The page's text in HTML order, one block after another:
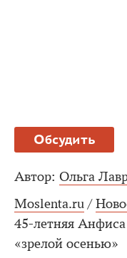
Обсудить
Автор: Ольга
Moslenta.ru /
45-летняя Анфиса
«зрелой осенью»